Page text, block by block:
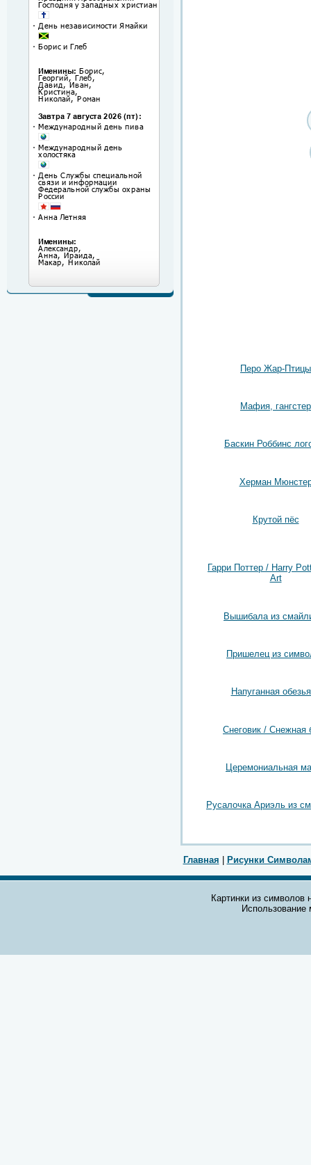
Перо Жар-Птицы
Мафия, гангстер
Баскин Роббинс
Херман
Крутой пёс
Гарри Поттер / Harry
Art
Вышибала из
Пришелец из
Напуганная
Снеговик / Снежная
Церемониальная
Русалочка Ариэль из
Главная Рисунки
Картинки из символов
Использование